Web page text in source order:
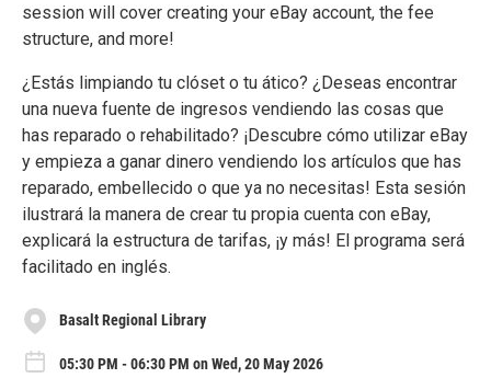
session will cover creating your eBay account, the fee
structure, and more!
¿Estás limpiando tu clóset o tu ático? ¿Deseas encontrar
una nueva fuente de ingresos vendiendo las cosas que
has reparado o rehabilitado? ¡Descubre cómo utilizar eBay
y empieza a ganar dinero vendiendo los artículos que has
reparado, embellecido o que ya no necesitas! Esta sesión
ilustrará la manera de crear tu propia cuenta con eBay,
explicará la estructura de tarifas, ¡y más! El programa será
facilitado en inglés.
Basalt Regional Library
05:30 PM - 06:30 PM on Wed, 20 May 2026